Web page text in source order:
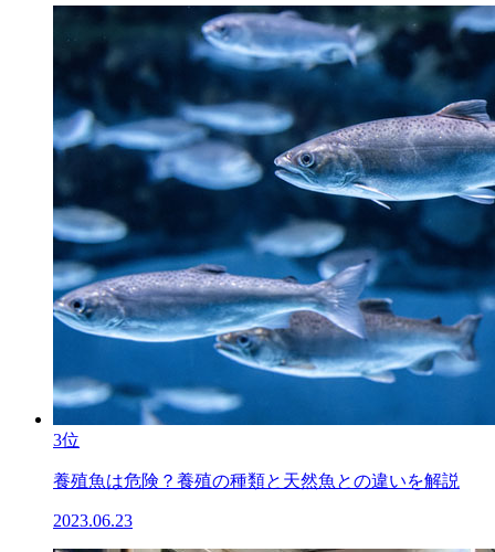
3位
養殖魚は危険？養殖の種類と天然魚との違いを解説
2023.06.23